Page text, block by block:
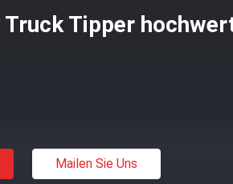
Truck Tipper
Mailen Sie Uns